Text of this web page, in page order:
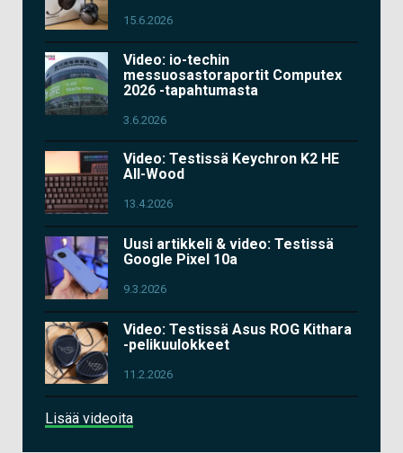
15.6.2026
Video: io-techin
messuosastoraportit Computex
2026 -tapahtumasta
3.6.2026
Video: Testissä Keychron K2 HE
All-Wood
13.4.2026
Uusi artikkeli & video: Testissä
Google Pixel 10a
9.3.2026
Video: Testissä Asus ROG Kithara
-pelikuulokkeet
11.2.2026
Lisää videoita